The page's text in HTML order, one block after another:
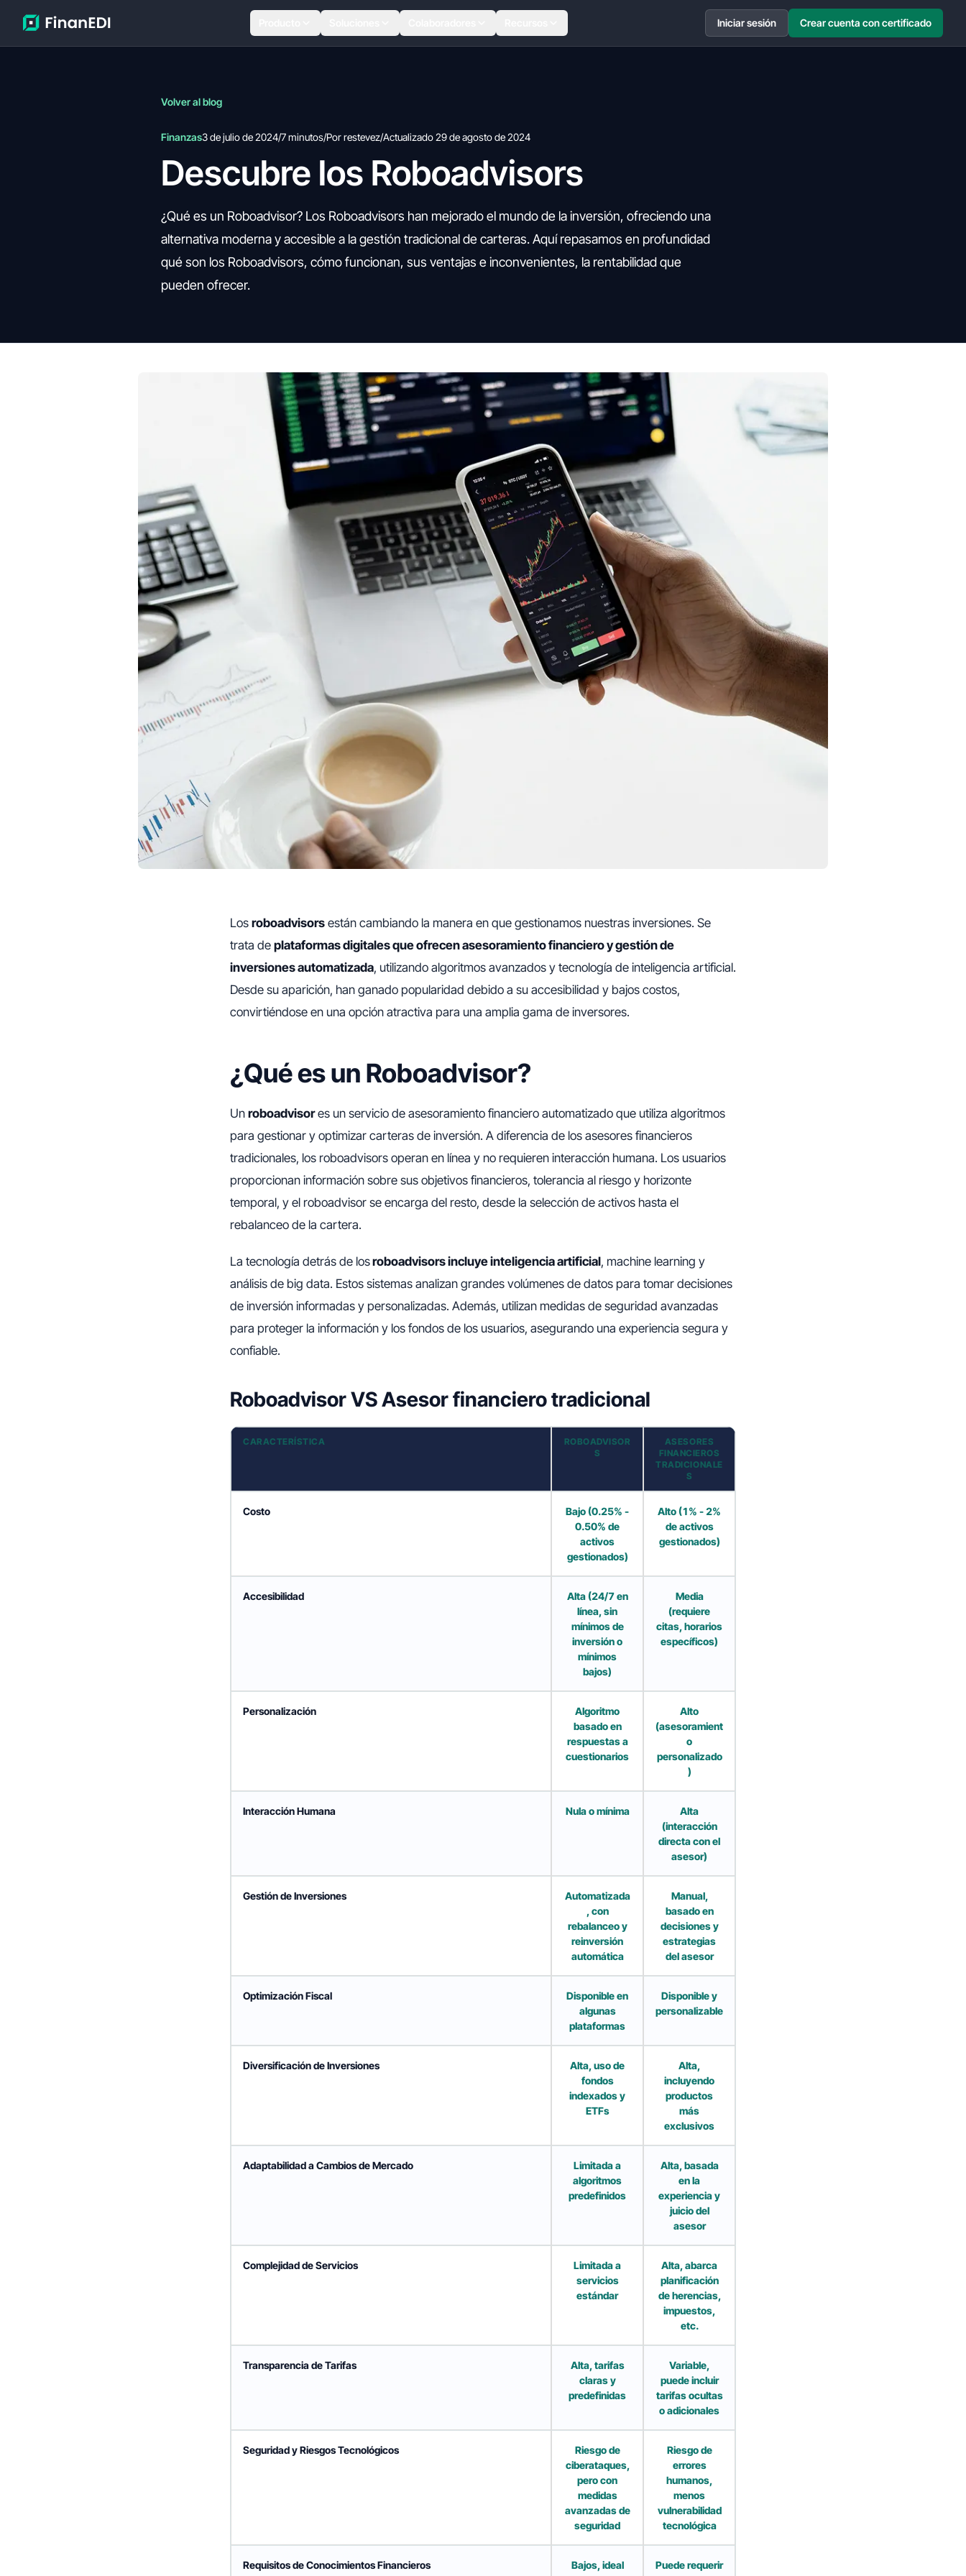
Iniciar sesión Crear cuenta con certificado
Volver al blog
Finanzas3 de julio de 2024/7 minutos/Por restevez/Actualizado 29 de agosto de 2024
Descubre los Roboadvisors
¿Qué es un Roboadvisor? Los Roboadvisors han mejorado el mundo de la inversión, ofreciendo una
alternativa moderna y accesible a la gestión tradicional de carteras. Aquí repasamos en profundidad
qué son los Roboadvisors, cómo funcionan, sus ventajas e inconvenientes, la rentabilidad que
pueden ofrecer.
Los roboadvisors están cambiando la manera en que gestionamos nuestras inversiones. Se
trata de plataformas digitales que ofrecen asesoramiento financiero y gestión de
inversiones automatizada, utilizando algoritmos avanzados y tecnología de inteligencia artificial.
Desde su aparición, han ganado popularidad debido a su accesibilidad y bajos costos,
convirtiéndose en una opción atractiva para una amplia gama de inversores.
¿Qué es un Roboadvisor?
Un roboadvisores un servicio de asesoramiento financiero automatizado que utiliza algoritmos
para gestionar y optimizar carteras de inversión. A diferencia de los asesores financieros
tradicionales, los roboadvisors operan en línea y no requieren interacción humana. Los usuarios
proporcionan información sobre sus objetivos financieros, tolerancia al riesgo y horizonte
temporal, y el roboadvisor se encarga del resto, desde la selección de activos hasta el
rebalanceo de la cartera.
La tecnología detrás de losroboadvisors incluye inteligencia artificial, machine learning y
análisis de big data. Estos sistemas analizan grandes volúmenes de datos para tomar decisiones
de inversión informadas y personalizadas. Además, utilizan medidas de seguridad avanzadas
para proteger la información y los fondos de los usuarios, asegurando una experiencia segura y
confiable.
Roboadvisor VS Asesor financiero tradicional
CARACTERÍSTICA
ROBOADVISOR
S
ASESORES
FINANCIEROS
TRADICIONALE
S
Costo
Bajo (0.25% -
0.50% de
activos
gestionados)
Alto (1% - 2%
de activos
gestionados)
Accesibilidad
Alta (24/7 en
línea, sin
mínimos de
inversión o
mínimos
bajos)
Media
(requiere
citas, horarios
específicos)
Personalización
Algoritmo
basado en
respuestas a
cuestionarios
Alto
(asesoramient
o
personalizado
)
Interacción Humana Nula o mínima
Alta
(interacción
directa con el
asesor)
Gestión de Inversiones
Automatizada
, con
rebalanceo y
reinversión
automática
Manual,
basado en
decisiones y
estrategias
del asesor
Optimización Fiscal
Disponible en
algunas
plataformas
Disponible y
personalizable
Diversificación de Inversiones
Alta, uso de
fondos
indexados y
ETFs
Alta,
incluyendo
productos
más
exclusivos
Adaptabilidad a Cambios de Mercado
Limitada a
algoritmos
predefinidos
Alta, basada
en la
experiencia y
juicio del
asesor
Complejidad de Servicios
Limitada a
servicios
estándar
Alta, abarca
planificación
de herencias,
impuestos,
etc.
Transparencia de Tarifas
Alta, tarifas
claras y
predefinidas
Variable,
puede incluir
tarifas ocultas
o adicionales
Seguridad y Riesgos Tecnológicos
Riesgo de
ciberataques,
pero con
medidas
avanzadas de
seguridad
Riesgo de
errores
humanos,
menos
vulnerabilidad
tecnológica
Requisitos de Conocimientos Financieros
Bajos, ideal
Puede requerir